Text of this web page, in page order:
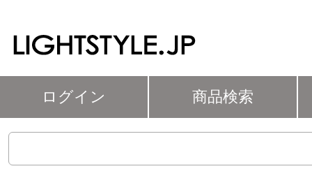
ログイン 商品検索